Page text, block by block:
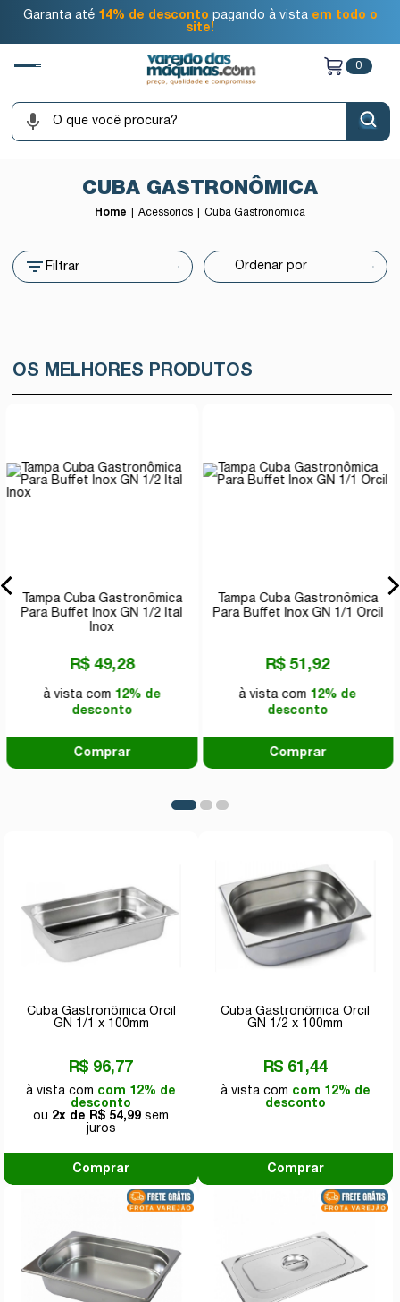
Garanta até 14% de desconto pagando à vista em todo o
site!
0
CUBA GASTRONÔMICA
Home Acessórios Cuba Gastronômica
Filtrar
OS MELHORES PRODUTOS
Tampa Cuba Gastronômica
Para Buffet Inox GN 1/2 Ital
Inox
R$ 49,28
à vista com 12% de
desconto
Comprar
Tampa Cuba Gastronômica
Para Buffet Inox GN 1/1 Orcil
R$ 51,92
à vista com 12% de
desconto
Comprar
Cuba Gastronômica Orcil
GN 1/1 x 100mm
R$ 96,77
com 12% de
desconto
2x de
R$ 54,99
Comprar
Cuba Gastronômica Orcil
GN 1/2 x 100mm
R$ 61,44
com 12% de
desconto
Comprar